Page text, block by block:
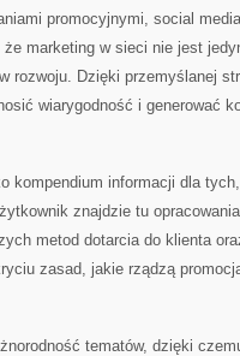
promocyjnymi, social
marketing w sieci nie jest
rozwoju. Dzięki przemyślanej
wiarygodność i generować
kompendium informacji dla
znajdzie tu
metod dotarcia do klienta
zasad, jakie rządzą
tematów, dzięki